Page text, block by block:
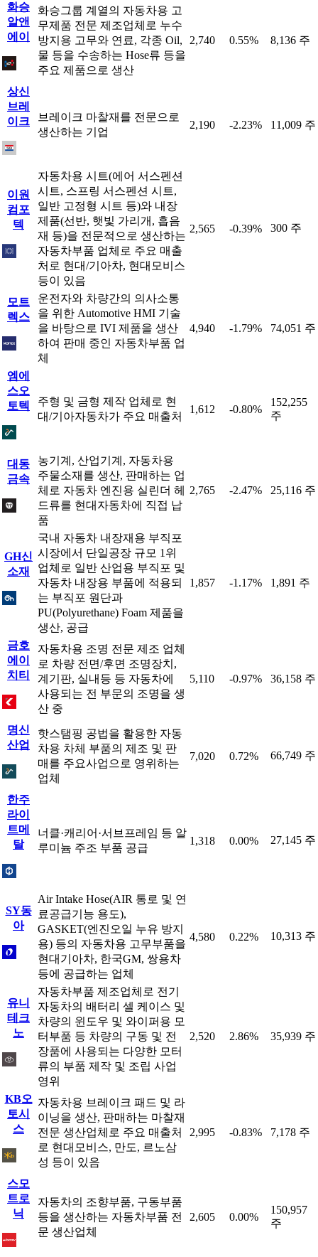
화승
알앤
에이
화승그룹 계열의 자동차용 고
무제품 전문 제조업체로 누수
방지용 고무와 연료, 각종 Oil,
물 등을 수송하는 Hose류 등을
주요 제품으로 생산
2,740 0.55% 8,136 주
상신
브레
이크
브레이크 마찰재를 전문으로
생산하는 기업
2,190 -2.23% 11,009 주
이원
컴포
텍
자동차용 시트(에어 서스펜션
시트, 스프링 서스펜션 시트,
일반 고정형 시트 등)와 내장
제품(선반, 햇빛 가리개, 흡음
재 등)을 전문적으로 생산하는
자동차부품 업체로 주요 매출
처로 현대/기아차, 현대모비스
등이 있음
2,565 -0.39% 300 주
모트
렉스
운전자와 차량간의 의사소통
을 위한 Automotive HMI 기술
을 바탕으로 IVI 제품을 생산
하여 판매 중인 자동차부품 업
체
4,940 -1.79% 74,051 주
엠에
스오
토텍
주형 및 금형 제작 업체로 현
대/기아자동차가 주요 매출처
1,612 -0.80%
152,255
주
대동
금속
농기계, 산업기계, 자동차용
주물소재를 생산, 판매하는 업
체로 자동차 엔진용 실린더 헤
드류를 현대자동차에 직접 납
품
2,765 -2.47% 25,116 주
GH신
소재
국내 자동차 내장재용 부직포
시장에서 단일공장 규모 1위
업체로 일반 산업용 부직포 및
자동차 내장용 부품에 적용되
는 부직포 원단과
PU(Polyurethane) Foam 제품을
생산, 공급
1,857 -1.17% 1,891 주
금호
에이
치티
자동차용 조명 전문 제조 업체
로 차량 전면/후면 조명장치,
계기판, 실내등 등 자동차에
사용되는 전 부문의 조명을 생
산 중
5,110 -0.97% 36,158 주
명신
산업
핫스탬핑 공법을 활용한 자동
차용 차체 부품의 제조 및 판
매를 주요사업으로 영위하는
업체
7,020 0.72% 66,749 주
한주
라이
트메
탈
너클·캐리어·서브프레임 등 알
루미늄 주조 부품 공급
1,318 0.00% 27,145 주
SY동
아
Air Intake Hose(AIR 통로 및 연
료공급기능 용도),
GASKET(엔진오일 누유 방지
용) 등의 자동차용 고무부품을
현대기아차, 한국GM, 쌍용차
등에 공급하는 업체
4,580 0.22% 10,313 주
유니
테크
노
자동차부품 제조업체로 전기
자동차의 배터리 셀 케이스 및
차량의 윈도우 및 와이퍼용 모
터부품 등 차량의 구동 및 전
장품에 사용되는 다양한 모터
류의 부품 제작 및 조립 사업
영위
2,520 2.86% 35,939 주
KB오
토시
스
자동차용 브레이크 패드 및 라
이닝을 생산, 판매하는 마찰재
전문 생산업체로 주요 매출처
로 현대모비스, 만도, 르노삼
성 등이 있음
2,995 -0.83% 7,178 주
스모
트로
닉
자동차의 조향부품, 구동부품
등을 생산하는 자동차부품 전
문 생산업체
2,605 0.00%
150,957
주